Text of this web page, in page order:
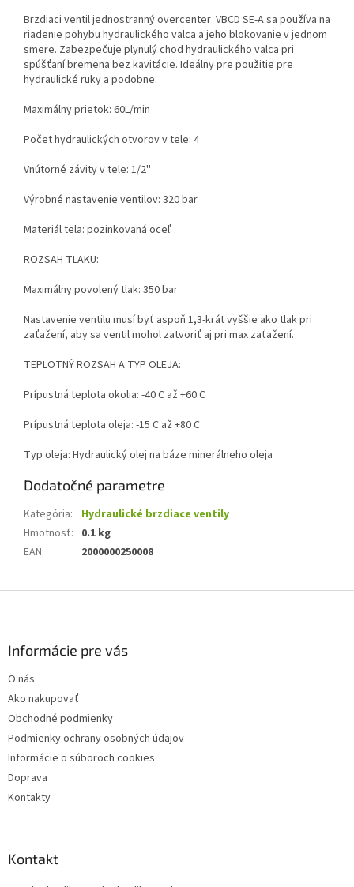
Brzdiaci ventil jednostranný overcenter VBCD SE-A sa používa na
riadenie pohybu hydraulického valca a jeho blokovanie v jednom
smere. Zabezpečuje plynulý chod hydraulického valca pri
spúšťaní bremena bez kavitácie. Ideálny pre použitie pre
hydraulické ruky a podobne.
Maximálny prietok: 60L/min
Počet hydraulických otvorov v tele: 4
Vnútorné závity v tele: 1/2''
Výrobné nastavenie ventilov: 320 bar
Materiál tela: pozinkovaná oceľ
ROZSAH TLAKU:
Maximálny povolený tlak: 350 bar
Nastavenie ventilu musí byť aspoň 1,3-krát vyššie ako tlak pri
zaťažení, aby sa ventil mohol zatvoriť aj pri max zaťažení.
TEPLOTNÝ ROZSAH A TYP OLEJA:
Prípustná teplota okolia: -40 C až +60 C
Prípustná teplota oleja: -15 C až +80 C
Typ oleja: Hydraulický olej na báze minerálneho oleja
Dodatočné parametre
Kategória:
Hydraulické brzdiace ventily
Hmotnosť: 0.1 kg
EAN: 2000000250008
Informácie pre vás
O nás
Ako nakupovať
Obchodné podmienky
Podmienky ochrany osobných údajov
Informácie o súboroch cookies
Doprava
Kontakty
Kontakt